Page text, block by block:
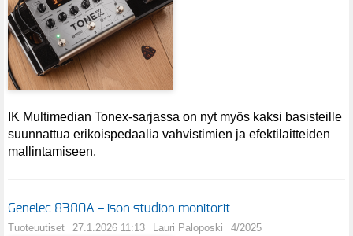
IK Multimedian Tonex-sarjassa on nyt myös kaksi basisteille
suunnattua erikoispedaalia vahvistimien ja efektilaitteiden
mallintamiseen.
Genelec 8380A – ison studion monitorit
Tuoteuutiset 27.1.2026 11:13 Lauri Paloposki 4/2025